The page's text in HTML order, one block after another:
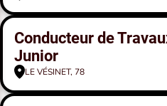
Conducteur de
Junior
LE VÉSINET, 78